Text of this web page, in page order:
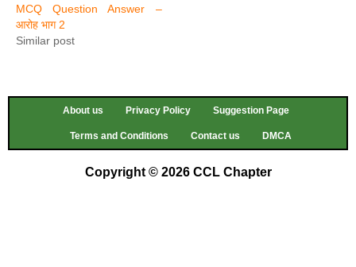
MCQ Question Answer –
आरोह भाग 2
Similar post
About us Privacy Policy Suggestion Page
Terms and Conditions Contact us DMCA
Copyright © 2026 CCL Chapter